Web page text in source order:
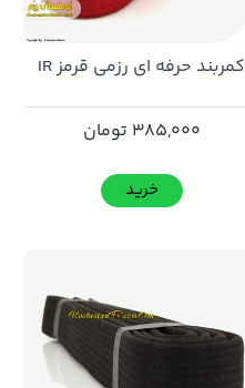
کمربند حرفه ای رزمی قرمز IR
385,000 تومان
خرید